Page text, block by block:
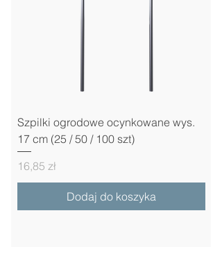
Szpilki ogrodowe ocynkowane wys.
17 cm (25 / 50 / 100 szt)
Cena
16,85 zł
Dodaj do koszyka